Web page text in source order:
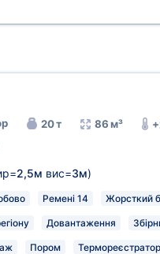
20 т 86 м³
2,5м вис=3м)
Ремені 14 Жорсткий
Довантаження
Пором Термореєстратор